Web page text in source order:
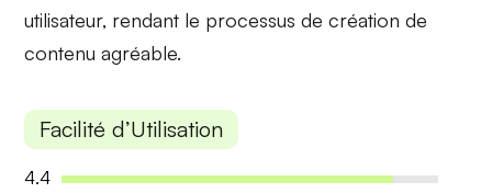
utilisateur, rendant le processus de création de
contenu agréable.
Facilité d’Utilisation
4.4